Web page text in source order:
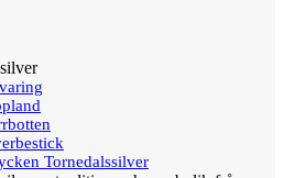
Tornedalssilver